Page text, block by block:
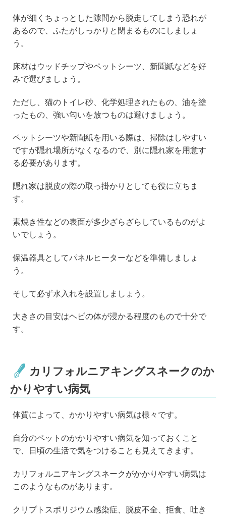
体が細くちょっとした隙間から脱走してしまう恐れが
あるので、ふたがしっかりと閉まるものにしましょ
う。
床材はウッドチップやペットシーツ、新聞紙などを好
みで選びましょう。
ただし、猫のトイレ砂、化学処理されたもの、油を塗
ったもの、強い匂いを放つものは避けましょう。
ペットシーツや新聞紙を用いる際は、掃除はしやすい
ですが隠れ場所がなくなるので、別に隠れ家を用意す
る必要があります。
隠れ家は脱皮の際の取っ掛かりとしても役に立ちま
す。
素焼き性などの表面が多少ざらざらしているものがよ
いでしょう。
保温器具としてパネルヒーターなどを準備しましょ
う。
そして必ず水入れを設置しましょう。
大きさの目安はヘビの体が浸かる程度のもので十分で
す。
カリフォルニアキングスネークのか
かりやすい病気
体質によって、かかりやすい病気は様々です。
自分のペットのかかりやすい病気を知っておくこと
で、日頃の生活で気をつけることも見えてきます。
カリフォルニアキングスネークがかかりやすい病気は
このようなものがあります。
クリプトスポリジウム感染症、脱皮不全、拒食、吐き